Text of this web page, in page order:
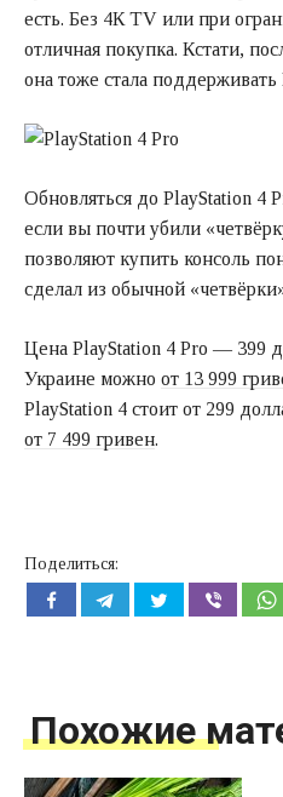
есть. Без 4К TV или при
отличная покупка. Кстати,
она тоже стала
Обновляться до PlayStation 4
если вы почти убили
позволяют купить консоль
сделал из обычной
Цена PlayStation 4 Pro — 399
Украине можно от 13 999
PlayStation 4 стоит от 299
от 7 499 гривен.
Поделиться:
Похожие